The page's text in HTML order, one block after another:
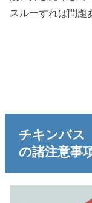
スルーすれば問題
チキンバス
の諸注意事